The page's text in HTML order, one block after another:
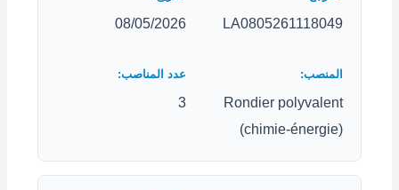
LA0805261118049
08/05/2026
Rondier polyvalent
(chimie-énergie)
3